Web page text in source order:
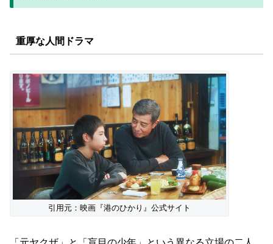
重厚な人間ドラマ
引用元：映画『港のひかり』公式サイト